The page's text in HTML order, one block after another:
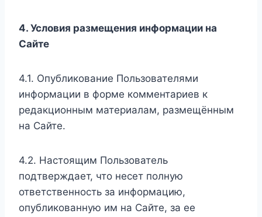
4. Условия размещения информации на
Сайте
4.1. Опубликование Пользователями
информации в форме комментариев к
редакционным материалам, размещённым
на Сайте.
4.2. Настоящим Пользователь
подтверждает, что несет полную
ответственность за информацию,
опубликованную им на Сайте, за ее